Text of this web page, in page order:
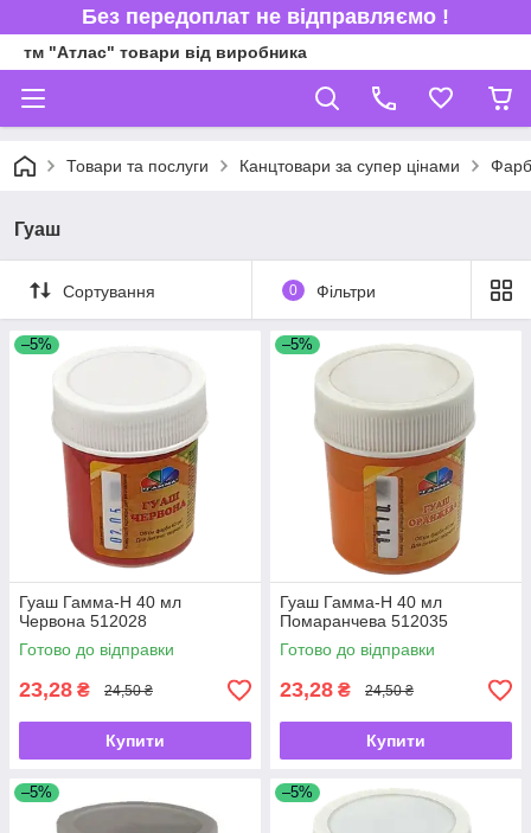
Без передоплат не відправляємо !
тм "Атлас" товари від виробника
Товари та послуги Канцтовари за супер цінами
Гуаш
Сортування 0 Фільтри
–5%
Гуаш Гамма-Н 40 мл
Червона 512028
Готово до відправки
23,28 ₴ 24,50 ₴
Купити
–5%
Гуаш Гамма-Н 40 мл
Помаранчева 512035
Готово до відправки
23,28 ₴ 24,50 ₴
Купити
–5% –5%